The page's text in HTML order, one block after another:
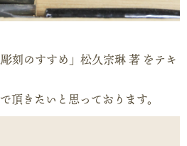
刻のすすめ」松久宗琳 著 をテキ
頂きたいと思っております。